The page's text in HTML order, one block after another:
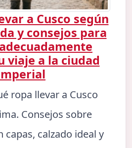
a Cusco según
y consejos para
viaje a la ciudad
ropa llevar a Cusco
Consejos sobre
capas, calzado ideal y